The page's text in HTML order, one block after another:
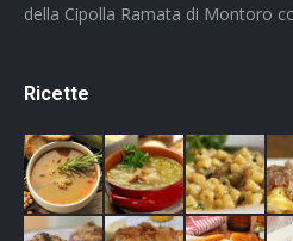
della Cipolla Ramata di Montoro
Ricette